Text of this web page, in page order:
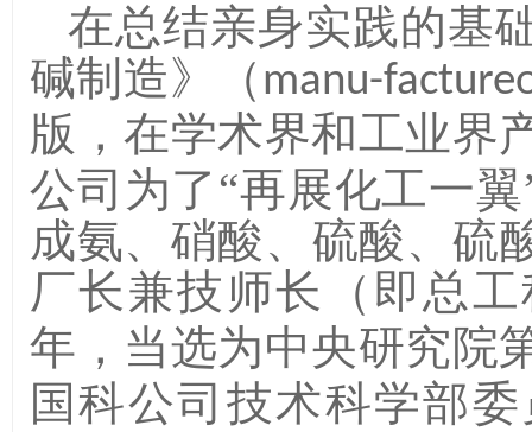
在总结亲身实践的基
碱制造》（ manu-
版，在学术界和工业界
公司为了“再展化工一
成氨、硝酸、硫酸、硫
厂长兼技师长（即总
年，当选为中央研究院
国科公司技术科学部